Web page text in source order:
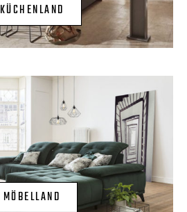
KÜCHENLAND
MÖBELLAND